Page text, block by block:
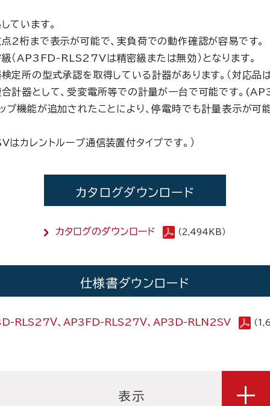
ています。
2桁まで表示が可能で、実負荷での動作確認が容易です。
（AP3FD-RLS27Vは精密級または無効）となります。
定所の型式承認を取得している計器があります。（対応品
合計器として、受変電所等での計量が一台で可能です。
プ機能が追加されたことにより、停電時でも計量表示が可
カレントループ通信装置付タイプです。）
カタログダウンロード
カタログのダウンロード （2,494KB）
仕様書ダウンロード
RLS27Ｖ、AP3FD-RLS27Ｖ、AP3D-RLN2SV （
表示